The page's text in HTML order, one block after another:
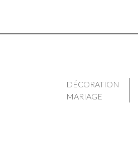
DÉCORATION
MARIAGE